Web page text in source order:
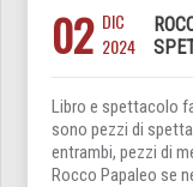
02 DIC
2024
Libro e spettacolo
sono pezzi di
entrambi, pezzi di
Rocco Papaleo se